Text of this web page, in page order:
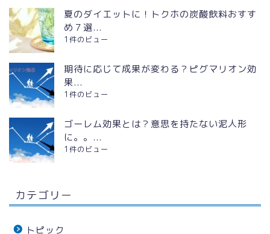
夏のダイエットに！トクホの炭酸飲料おすす
め７選...
1件のビュー
期待に応じて成果が変わる？ピグマリオン効
果...
1件のビュー
ゴーレム効果とは？意思を持たない泥人形
に。。...
1件のビュー
カテゴリー
トピック